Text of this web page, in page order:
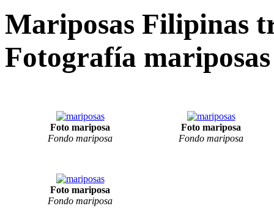
Mariposas Filipinas
Fotografía
Foto mariposa
Fondo mariposa
Foto mariposa
Fondo mariposa
Foto mariposa
Fondo mariposa